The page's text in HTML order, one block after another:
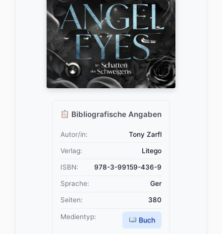
Bibliografische Angaben
Autor/in: Tony Zarfl
Verlag: Litego
ISBN: 978-3-99159-436-9
Sprache: Ger
Seiten: 380
Medientyp: Buch